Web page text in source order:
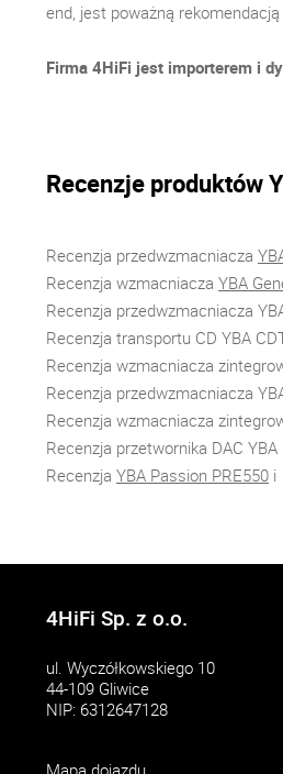
end, jest poważną
Firma 4HiFi jest importerem i
Recenzje produktów
Recenzja przedwzmacniacza
Recenzja wzmacniacza YBA
Recenzja przedwzmacniacza
Recenzja transportu CD YBA
Recenzja wzmacniacza
Recenzja przedwzmacniacza
Recenzja wzmacniacza
Recenzja przetwornika DAC
Recenzja YBA Passion PRE550 i
4HiFi Sp. z o.o.
ul. Wyczółkowskiego 10
44-109 Gliwice
NIP: 6312647128
Mapa dojazdu